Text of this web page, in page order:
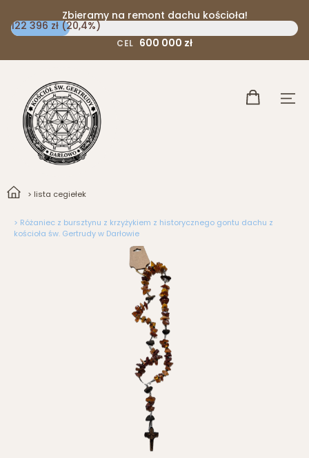
Zbieramy na remont dachu kościoła!
122 396 zł (20,4%)
CEL 600 000 zł
> lista cegiełek
> Różaniec z bursztynu z krzyżykiem z historycznego gontu dachu z
kościoła św. Gertrudy w Darłowie